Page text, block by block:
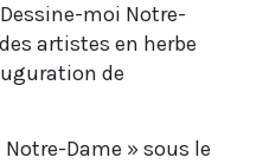
moi Notre-
artistes en herbe
de
Dame » sous le